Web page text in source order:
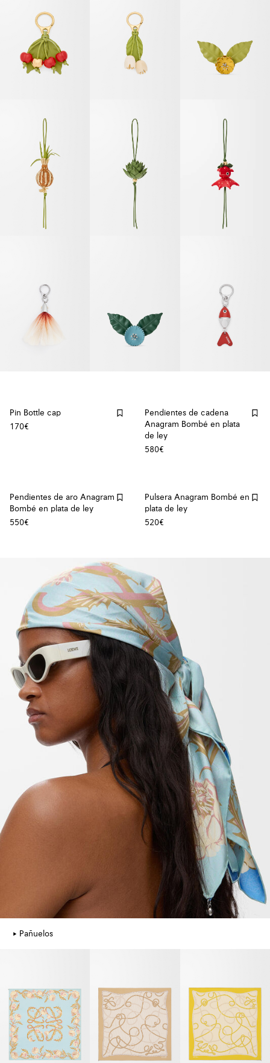
Pin Bottle cap
170€
Pendientes de cadena
Anagram Bombé en plata
de ley
580€
Pendientes de aro Anagram
Bombé en plata de ley
550€
Pulsera Anagram Bombé en
plata de ley
520€
Pañuelos